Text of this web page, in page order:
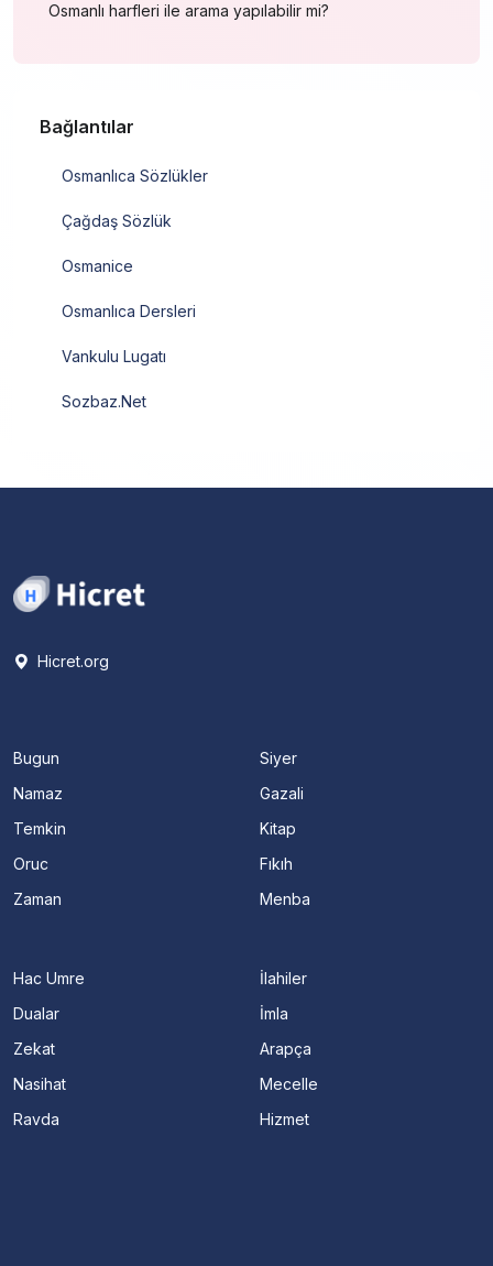
Osmanlı harfleri ile arama yapılabilir mi?
Bağlantılar
Osmanlıca Sözlükler
Çağdaş Sözlük
Osmanice
Osmanlıca Dersleri
Vankulu Lugatı
Sozbaz.Net
Hicret.org
Bugun
Namaz
Temkin
Oruc
Zaman
Siyer
Gazali
Kitap
Fıkıh
Menba
Hac Umre
Dualar
Zekat
Nasihat
Ravda
İlahiler
İmla
Arapça
Mecelle
Hizmet